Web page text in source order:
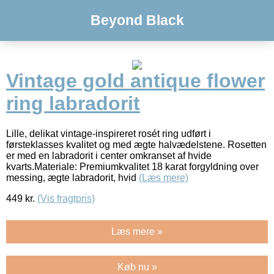
Beyond Black
Vintage gold antique flower
ring labradorit
Lille, delikat vintage-inspireret rosét ring udført i
førsteklasses kvalitet og med ægte halvædelstene. Rosetten
er med en labradorit i center omkranset af hvide
kvarts.Materiale: Premiumkvalitet 18 karat forgyldning over
messing, ægte labradorit, hvid (Læs mere)
449 kr. (Vis fragtpris)
Læs mere »
Køb nu »